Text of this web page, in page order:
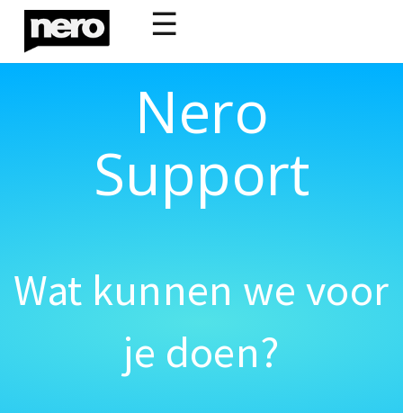
☰
Nero
Support
Wat kunnen we voor
je doen?